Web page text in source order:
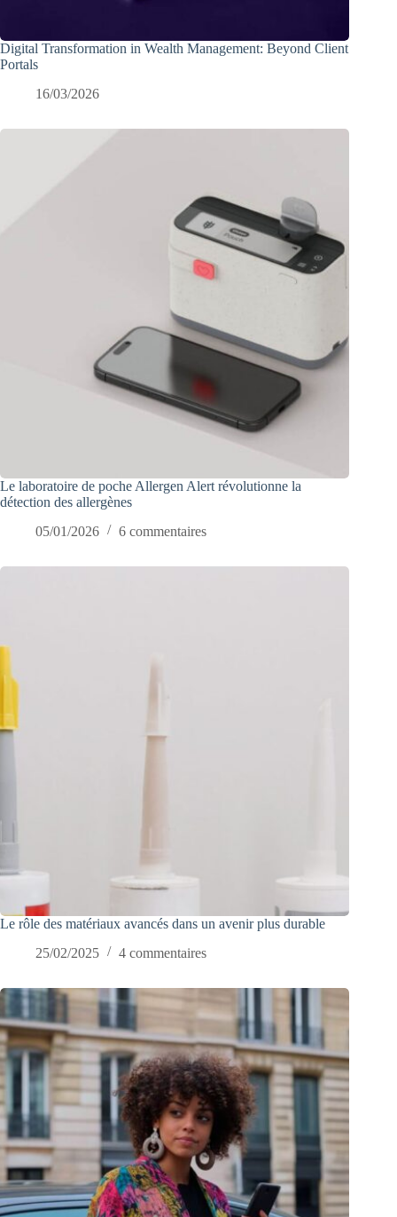
Digital Transformation in Wealth Management: Beyond Client
Portals
16/03/2026
Le laboratoire de poche Allergen Alert révolutionne la
détection des allergènes
05/01/2026
6 commentaires
Le rôle des matériaux avancés dans un avenir plus durable
25/02/2025
4 commentaires